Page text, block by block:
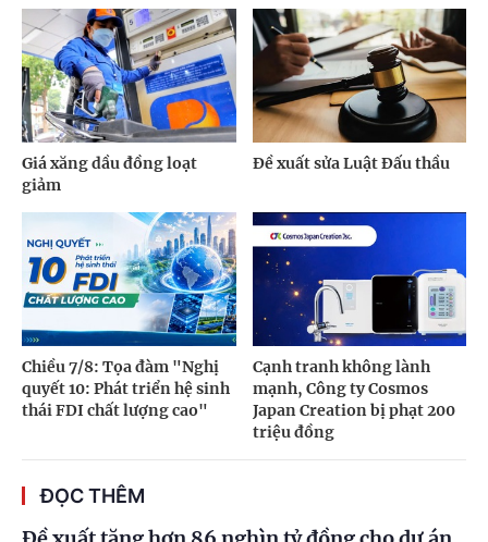
Giá xăng dầu đồng loạt
giảm
Đề xuất sửa Luật Đấu thầu
Chiều 7/8: Tọa đàm "Nghị
quyết 10: Phát triển hệ sinh
thái FDI chất lượng cao"
Cạnh tranh không lành
mạnh, Công ty Cosmos
Japan Creation bị phạt 200
triệu đồng
ĐỌC THÊM